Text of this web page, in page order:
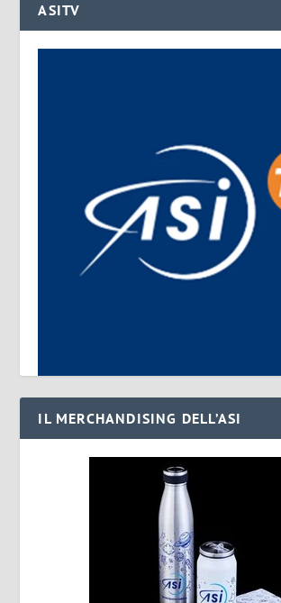
ASITV
IL MERCHANDISING DELL’ASI